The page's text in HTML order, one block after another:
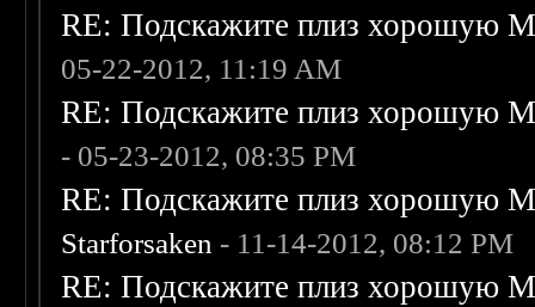
RE: Подскажите плиз хорошую
05-22-2012, 11:19 AM
RE: Подскажите плиз хорошую
- 05-23-2012, 08:35 PM
RE: Подскажите плиз хорошую
Starforsaken - 11-14-2012, 08:12 PM
RE: Подскажите плиз хорошую